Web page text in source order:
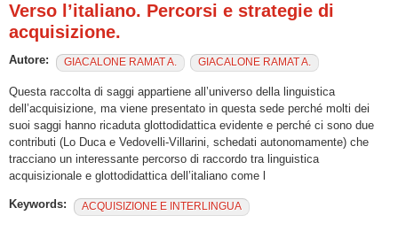
Verso l’italiano. Percorsi e strategie di
acquisizione.
Autore: GIACALONE RAMAT A. GIACALONE RAMAT A.
Questa raccolta di saggi appartiene all’universo della linguistica
dell’acquisizione, ma viene presentato in questa sede perché molti dei
suoi saggi hanno ricaduta glottodidattica evidente e perché ci sono due
contributi (Lo Duca e Vedovelli-Villarini, schedati autonomamente) che
tracciano un interessante percorso di raccordo tra linguistica
acquisizionale e glottodidattica dell’italiano come l
Keywords: ACQUISIZIONE E INTERLINGUA